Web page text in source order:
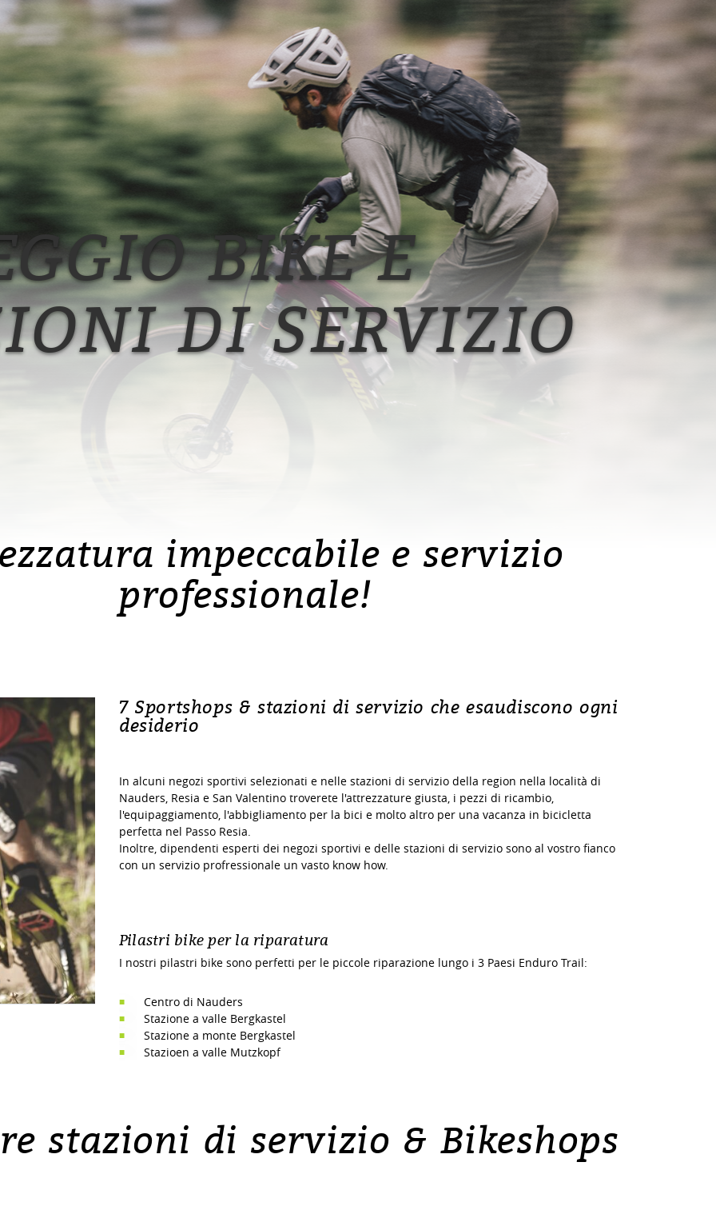
BIKE E
DI SERVIZIO
impeccabile e servizio
professionale!
7 Sportshops & stazioni di servizio che esaudiscono ogni
desiderio
In alcuni negozi sportivi selezionati e nelle stazioni di servizio della region nella località di
Nauders, Resia e San Valentino troverete l'attrezzature giusta, i pezzi di ricambio,
l'equipaggiamento, l'abbigliamento per la bici e molto altro per una vacanza in bicicletta
perfetta nel Passo Resia.
Inoltre, dipendenti esperti dei negozi sportivi e delle stazioni di servizio sono al vostro fianco
con un servizio profressionale un vasto know how.
Pilastri bike per la riparatura
I nostri pilastri bike sono perfetti per le piccole riparazione lungo i 3 Paesi Enduro Trail:
Centro di Nauders
Stazione a valle Bergkastel
Stazione a monte Bergkastel
Stazioen a valle Mutzkopf
stazioni di servizio & Bikeshops